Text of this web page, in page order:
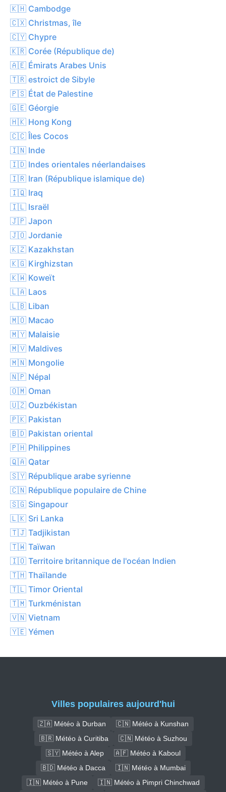
🇰🇭 Cambodge
🇨🇽 Christmas, île
🇨🇾 Chypre
🇰🇷 Corée (République de)
🇦🇪 Émirats Arabes Unis
🇹🇷 estroict de Sibyle
🇵🇸 État de Palestine
🇬🇪 Géorgie
🇭🇰 Hong Kong
🇨🇨 Îles Cocos
🇮🇳 Inde
🇮🇩 Indes orientales néerlandaises
🇮🇷 Iran (République islamique de)
🇮🇶 Iraq
🇮🇱 Israël
🇯🇵 Japon
🇯🇴 Jordanie
🇰🇿 Kazakhstan
🇰🇬 Kirghizstan
🇰🇼 Koweït
🇱🇦 Laos
🇱🇧 Liban
🇲🇴 Macao
🇲🇾 Malaisie
🇲🇻 Maldives
🇲🇳 Mongolie
🇳🇵 Népal
🇴🇲 Oman
🇺🇿 Ouzbékistan
🇵🇰 Pakistan
🇧🇩 Pakistan oriental
🇵🇭 Philippines
🇶🇦 Qatar
🇸🇾 République arabe syrienne
🇨🇳 République populaire de Chine
🇸🇬 Singapour
🇱🇰 Sri Lanka
🇹🇯 Tadjikistan
🇹🇼 Taïwan
🇮🇴 Territoire britannique de l'océan Indien
🇹🇭 Thaïlande
🇹🇱 Timor Oriental
🇹🇲 Turkménistan
🇻🇳 Vietnam
🇾🇪 Yémen
Villes populaires aujourd'hui
🇿🇦 Météo à Durban
🇨🇳 Météo à Kunshan
🇧🇷 Météo à Curitiba
🇨🇳 Météo à Suzhou
🇸🇾 Météo à Alep
🇦🇫 Météo à Kaboul
🇧🇩 Météo à Dacca
🇮🇳 Météo à Mumbai
🇮🇳 Météo à Pune
🇮🇳 Météo à Pimpri Chinchwad